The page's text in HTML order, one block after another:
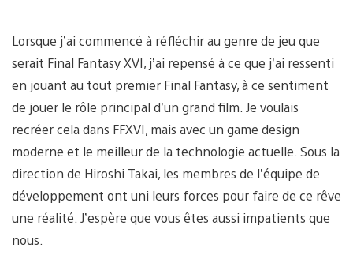
Lorsque j’ai commencé à réfléchir au genre de jeu que
serait Final Fantasy XVI, j’ai repensé à ce que j’ai ressenti
en jouant au tout premier Final Fantasy, à ce sentiment
de jouer le rôle principal d’un grand film. Je voulais
recréer cela dans FFXVI, mais avec un game design
moderne et le meilleur de la technologie actuelle. Sous la
direction de Hiroshi Takai, les membres de l’équipe de
développement ont uni leurs forces pour faire de ce rêve
une réalité. J’espère que vous êtes aussi impatients que
nous.